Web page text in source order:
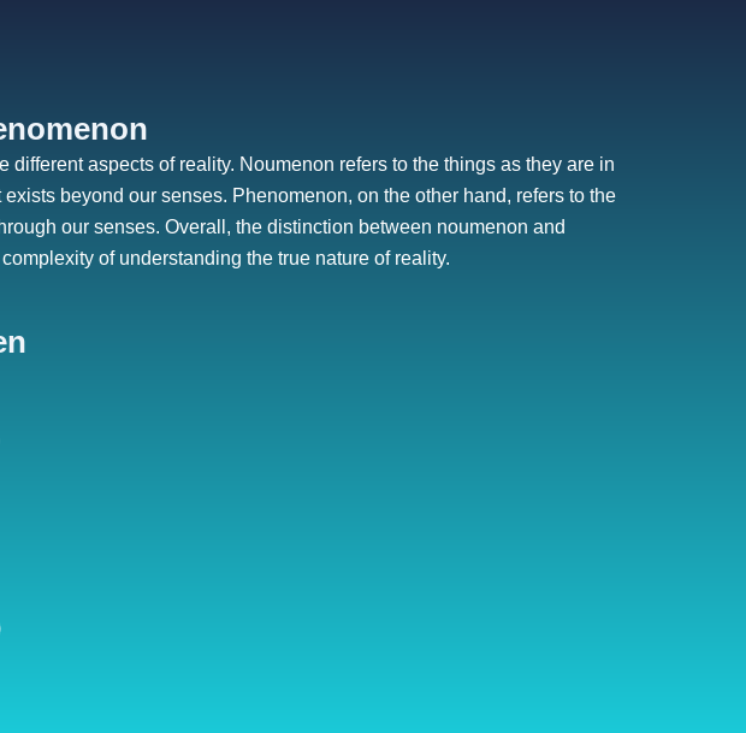
aspects of reality. Noumenon refers to the things as they are in
beyond our senses. Phenomenon, on the other hand, refers to the
our senses. Overall, the distinction between noumenon and
of understanding the true nature of reality.